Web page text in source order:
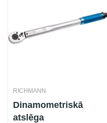
RICHMANN
Dinamometriskā
atslēga